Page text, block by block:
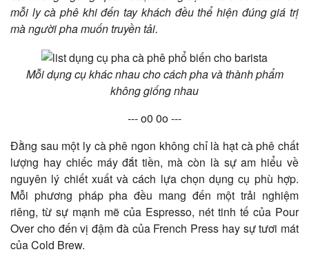
mỗi ly cà phê khi đến tay khách đều thể hiện đúng giá trị
mà người pha muốn truyền tải.
Mỗi dụng cụ khác nhau cho cách pha và thành phẩm
không giống nhau
--- o0 0o ---
Đằng sau một ly cà phê ngon không chỉ là hạt cà phê chất
lượng hay chiếc máy đắt tiền, mà còn là sự am hiểu về
nguyên lý chiết xuất và cách lựa chọn dụng cụ phù hợp.
Mỗi phương pháp pha đều mang đến một trải nghiệm
riêng, từ sự mạnh mẽ của Espresso, nét tinh tế của Pour
Over cho đến vị đậm đà của French Press hay sự tươi mát
của Cold Brew.